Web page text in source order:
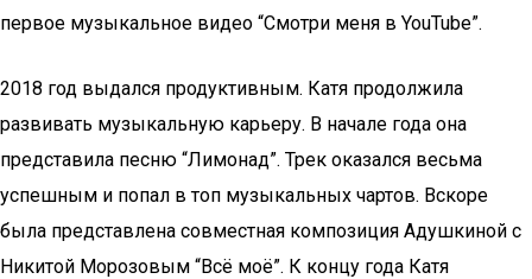
первое музыкальное видео “Смотри меня в YouTube”.
2018 год выдался продуктивным. Катя продолжила
развивать музыкальную карьеру. В начале года она
представила песню “Лимонад”. Трек оказался весьма
успешным и попал в топ музыкальных чартов. Вскоре
была представлена совместная композиция Адушкиной с
Никитой Морозовым “Всё моё”. К концу года Катя